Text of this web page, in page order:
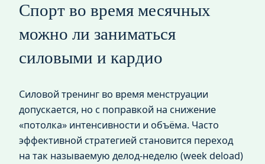
Спорт во время месячных
можно ли заниматься
силовыми и кардио
Силовой тренинг во время менструации
допускается, но с поправкой на снижение
«потолка» интенсивности и объёма. Часто
эффективной стратегией становится переход
на так называемую делод-неделю (week deload)